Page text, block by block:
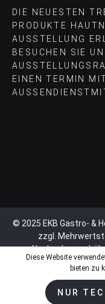
DIE NEUESTEN
PRODUKTE
AUSSTELLUNG
BESUCHEN SIE
EINEN TERMIN
© 2025 EKB Gastro- &
zzgl.
Diese Website
bieten zu
NUR